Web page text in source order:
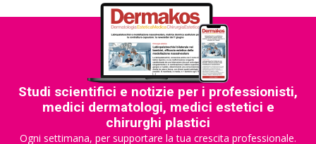
Studi scientifici e notizie per i professionisti,
medici dermatologi, medici estetici e
chirurghi plastici
Ogni settimana, per supportare la tua crescita professionale.